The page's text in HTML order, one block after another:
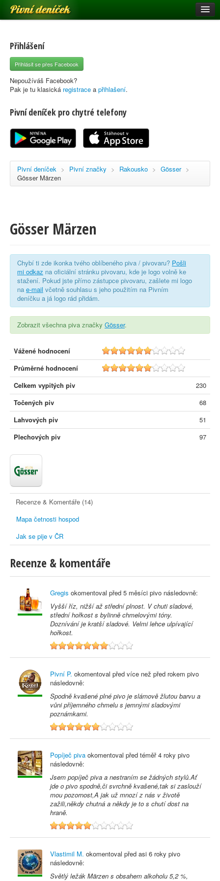
Pivní deníček
Pivní mapa
Pivní značky
Nápověda
Registrace
Přihlášení
Přihlásit se přes Facebook
Nepoužíváš Facebook?
Pak je tu klasická registrace a přihlašení.
Pivní deníček pro chytré telefony
Pivní deníček > Pivní značky > Rakousko > Gösser >
Gösser Märzen
Gösser Märzen
Chybí ti zde ikonka tvého oblíbeného piva / pivovaru? Pošli
mi odkaz na oficiální stránku pivovaru, kde je logo volně ke
stažení. Pokud jste přímo zástupce pivovaru, zašlete mi logo
na e-mail včetně souhlasu s jeho použitím na Pivním
deníčku a já logo rád přidám.
Zobrazit všechna piva značky Gösser.
Vážené hodnocení
5.9
Průměrné hodnocení
5.9
Celkem vypitých piv
230
Točených piv
68
Lahvových piv
51
Plechových piv
97
Recenze & Komentáře (14)
Mapa četnosti hospod
Jak se pije v ČR
Recenze & komentáře
Gregis okomentoval před 5 měsíci pivo následovně:
Vyšší říz, nižší až střední plnost. V chuti sladové,
střední hořkost s bylinně chmelovými tóny.
Doznívání je kratší sladové. Velmi lehce ulpívající
hořkost.
7
Pivní P. okomentoval před více než před rokem pivo
následovně:
Spodně kvašené plné pivo je slámově žlutou barvu a
vůni příjemného chmelu s jemnými sladovými
poznámkami.
6
Popíječ piva okomentoval před téměř 4 roky pivo
následovně:
Jsem popíječ piva a nestraním se žádných stylů.Ať
jde o pivo spodně,či svrchně kvašené,tak si zaslouží
mou pozornost,A jak už mnozí z nás v životě
zažili,někdy chutná a někdy je to s chutí dost na
hraně.
5
Vlastimil M. okomentoval před asi 6 roky pivo
následovně:
Světlý ležák Märzen s obsahem alkoholu 5,2 %,